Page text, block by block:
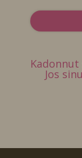
Kadonnut
Jos